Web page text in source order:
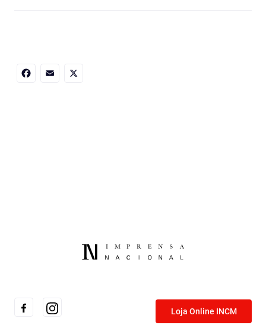
Loja Online INCM